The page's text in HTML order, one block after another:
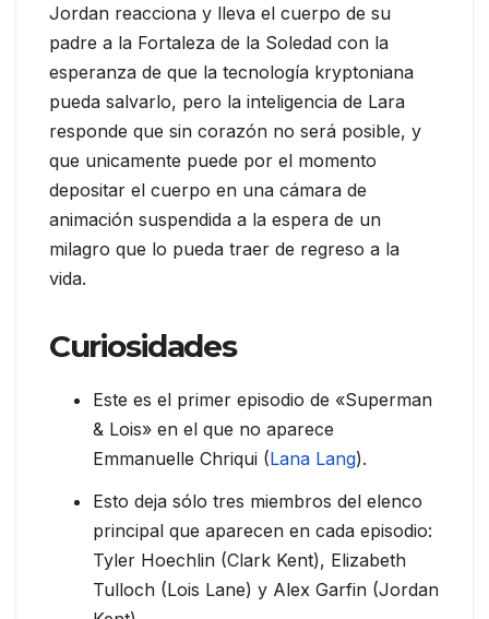
Jordan reacciona y lleva el cuerpo de su
padre a la Fortaleza de la Soledad con la
esperanza de que la tecnología kryptoniana
pueda salvarlo, pero la inteligencia de Lara
responde que sin corazón no será posible, y
que unicamente puede por el momento
depositar el cuerpo en una cámara de
animación suspendida a la espera de un
milagro que lo pueda traer de regreso a la
vida.
Curiosidades
Este es el primer episodio de «Superman
& Lois» en el que no aparece
Emmanuelle Chriqui (Lana Lang).
Esto deja sólo tres miembros del elenco
principal que aparecen en cada episodio:
Tyler Hoechlin (Clark Kent), Elizabeth
Tulloch (Lois Lane) y Alex Garfin (Jordan